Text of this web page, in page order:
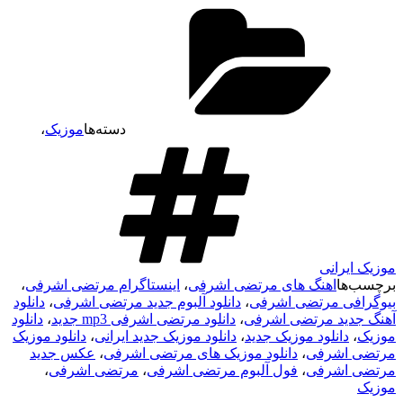
دسته‌هاموزیک،
موزیک ایرانی
برچسب‌ها اهنگ های مرتضی اشرفی، اینستاگرام مرتضی اشرفی،
بیوگرافی مرتضی اشرفی، دانلود آلبوم جدید مرتضی اشرفی، دانلود
آهنگ جدید مرتضی اشرفی، دانلود مرتضی اشرفی mp3 جدید ، دانلود
موزیک، دانلود موزیک جدید، دانلود موزیک جدید ایرانی، دانلود موزیک
مرتضی اشرفی، دانلود موزیک های مرتضی اشرفی، عکس جدید
مرتضی اشرفی، فول آلبوم مرتضی اشرفی، مرتضی اشرفی،
موزیک